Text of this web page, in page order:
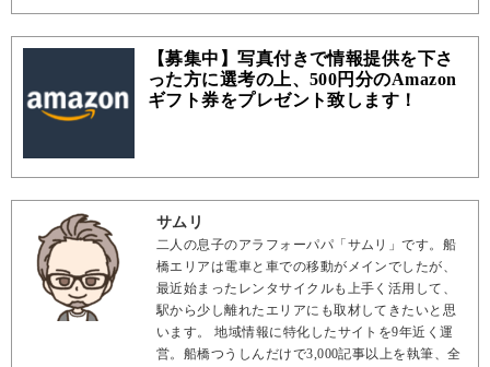
【募集中】写真付きで情報提供を下さ
った方に選考の上、500円分のAmazon
ギフト券をプレゼント致します！
サムリ
二人の息子のアラフォーパパ「サムリ」です。船
橋エリアは電車と車での移動がメインでしたが、
最近始まったレンタサイクルも上手く活用して、
駅から少し離れたエリアにも取材してきたいと思
います。 地域情報に特化したサイトを9年近く運
営。船橋つうしんだけで3,000記事以上を執筆、全